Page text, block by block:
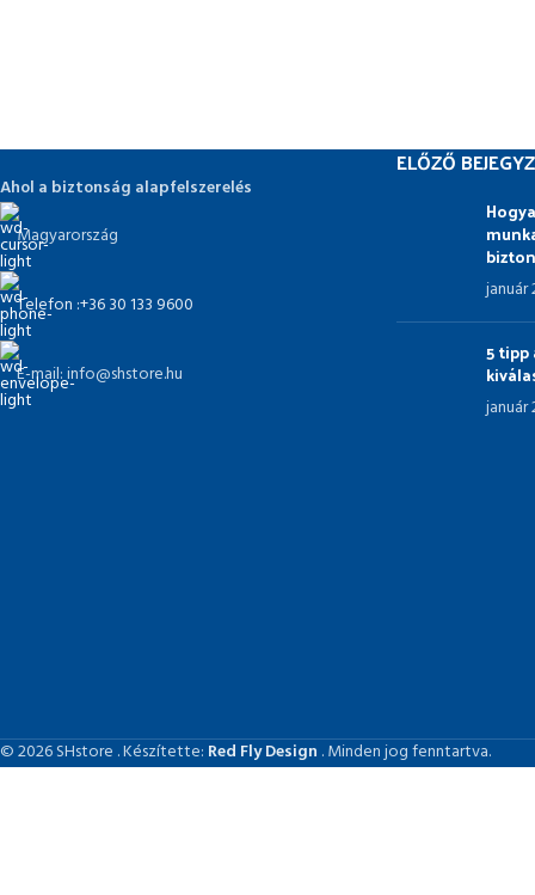
Ahol a biztonság alapfelszerelés
Magyarország
Telefon :+36 30 133 9600
E-mail: info@shstore.hu
ELŐZŐ
január
5
január
© 2026 SHstore . Készítette: Red Fly Design . Minden jog fenntartva.